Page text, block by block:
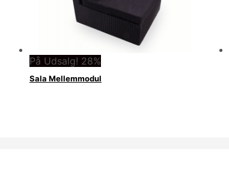
På Udsalg! 28%
Sala Mellemmodul